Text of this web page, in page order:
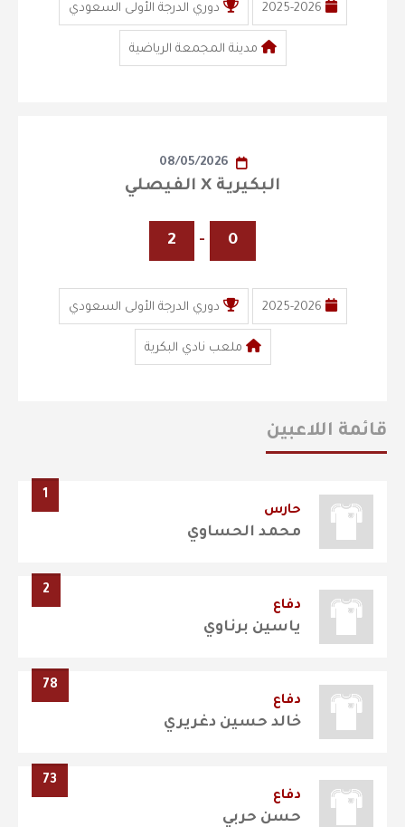
2025-2026 دوري الدرجة الأولى السعودي
مدينة المجمعة الرياضية
08/05/2026
البكيرية X الفيصلي
0
-
2
2025-2026 دوري الدرجة الأولى السعودي
ملعب نادي البكرية
قائمة اللاعبين
1
حارس
محمد الحساوي
2
دفاع
ياسين برناوي
78
دفاع
خالد حسين دغريري
73
دفاع
حسن حربي